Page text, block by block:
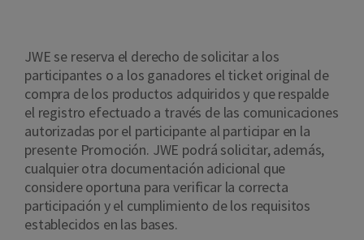
JWE se reserva el derecho de solicitar a los
participantes o a los ganadores el ticket original de
compra de los productos adquiridos y que respalde
el registro efectuado a través de las comunicaciones
autorizadas por el participante al participar en la
presente Promoción. JWE podrá solicitar, además,
cualquier otra documentación adicional que
considere oportuna para verificar la correcta
participación y el cumplimiento de los requisitos
establecidos en las bases.